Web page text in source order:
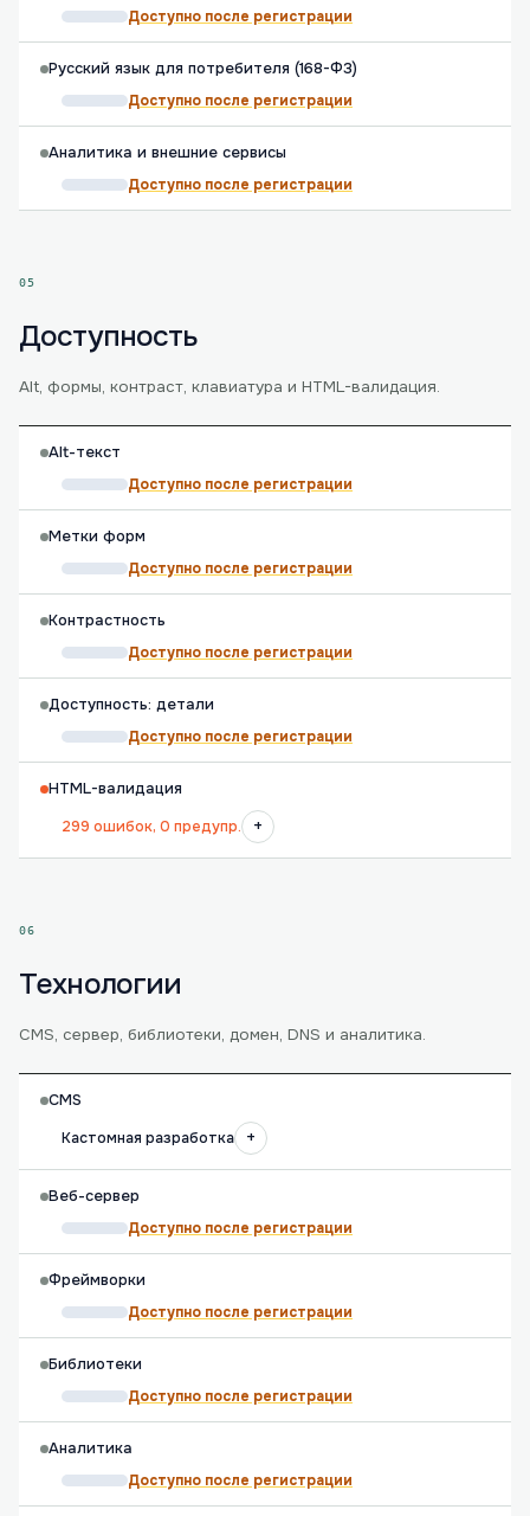
Доступно после регистрации
Русский язык для потребителя (168-ФЗ)
Доступно после регистрации
Аналитика и внешние сервисы
Доступно после регистрации
05
Доступность
Alt, формы, контраст, клавиатура и HTML-валидация.
Alt-текст
Доступно после регистрации
Метки форм
Доступно после регистрации
Контрастность
Доступно после регистрации
Доступность: детали
Доступно после регистрации
HTML-валидация
299 ошибок, 0 предупр.
+
06
Технологии
CMS, сервер, библиотеки, домен, DNS и аналитика.
CMS
Кастомная разработка
+
Веб-сервер
Доступно после регистрации
Фреймворки
Доступно после регистрации
Библиотеки
Доступно после регистрации
Аналитика
Доступно после регистрации